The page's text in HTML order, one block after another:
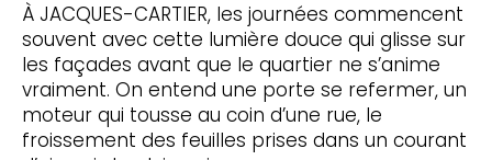
À JACQUES-CARTIER, les journées commencent
souvent avec cette lumière douce qui glisse sur
les façades avant que le quartier ne s’anime
vraiment. On entend une porte se refermer, un
moteur qui tousse au coin d’une rue, le
froissement des feuilles prises dans un courant